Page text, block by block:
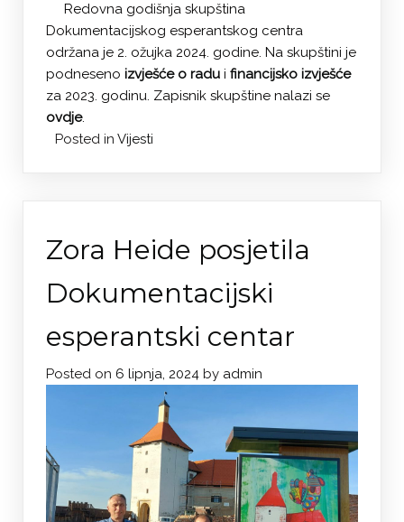
Redovna godišnja skupština
Dokumentacijskog esperantskog centra
održana je 2. ožujka 2024. godine. Na skupštini je
podneseno izvješće o radu i financijsko izvješće
za 2023. godinu. Zapisnik skupštine nalazi se
ovdje.
Posted in Vijesti
Zora Heide posjetila
Dokumentacijski
esperantski centar
Posted on 6 lipnja, 2024 by admin